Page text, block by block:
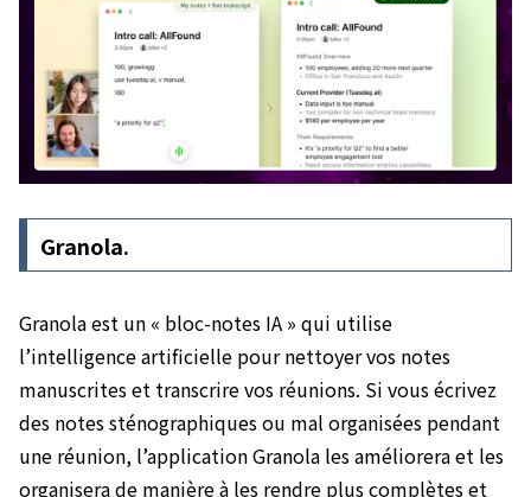
Granola.
Granola est un « bloc-notes IA » qui utilise
l’intelligence artificielle pour nettoyer vos notes
manuscrites et transcrire vos réunions. Si vous écrivez
des notes sténographiques ou mal organisées pendant
une réunion, l’application Granola les améliorera et les
organisera de manière à les rendre plus complètes et